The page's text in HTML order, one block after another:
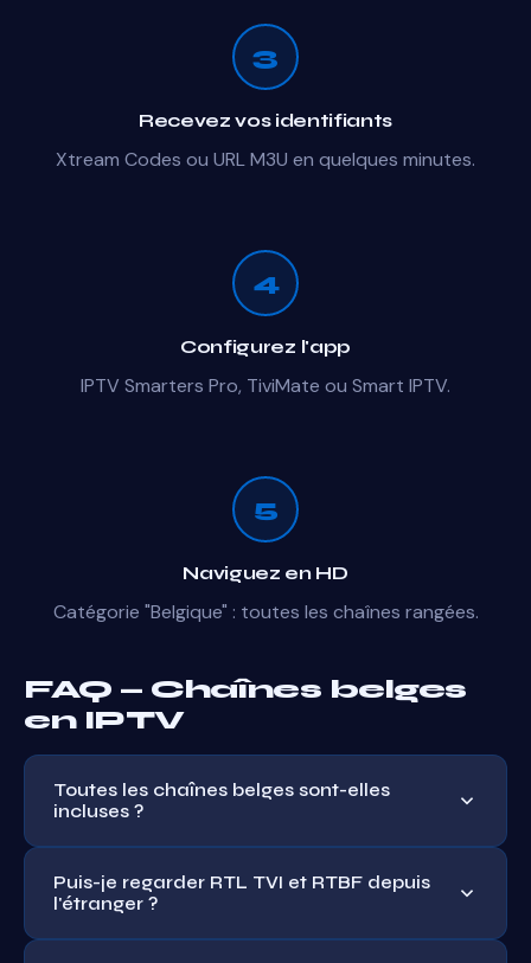
3
Recevez vos identifiants
Xtream Codes ou URL M3U en quelques minutes.
4
Configurez l'app
IPTV Smarters Pro, TiviMate ou Smart IPTV.
5
Naviguez en HD
Catégorie "Belgique" : toutes les chaînes rangées.
FAQ — Chaînes belges
en IPTV
Toutes les chaînes belges sont-elles
incluses ?
La Trois), Plug RTL, AB3, BX1, locales wallones. Plus de
95% de l'audience belge francophone couverte.
Puis-je regarder RTL TVI et RTBF depuis
l'étranger ?